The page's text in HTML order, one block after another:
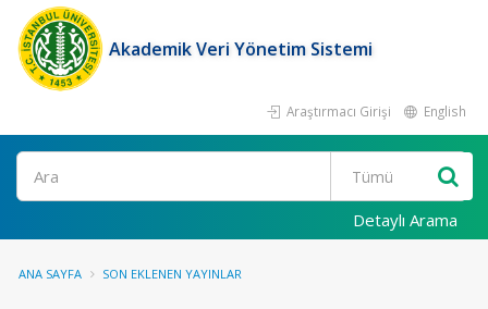
Akademik Veri Yönetim Sistemi
Araştırmacı Girişi English
Ara
Detaylı Arama
ANA SAYFA SON EKLENEN YAYINLAR